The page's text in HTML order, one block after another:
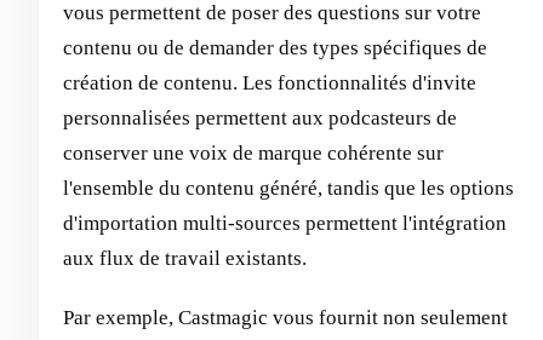
vous permettent de poser des questions sur votre
contenu ou de demander des types spécifiques de
création de contenu. Les fonctionnalités d'invite
personnalisées permettent aux podcasteurs de
conserver une voix de marque cohérente sur
l'ensemble du contenu généré, tandis que les options
d'importation multi-sources permettent l'intégration
aux flux de travail existants.
Par exemple, Castmagic vous fournit non seulement